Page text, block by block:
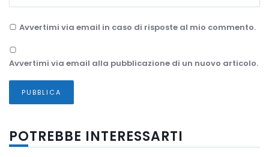
Avvertimi via email in caso di risposte al mio commento.
Avvertimi via email alla pubblicazione di un nuovo articolo.
POTREBBE INTERESSARTI